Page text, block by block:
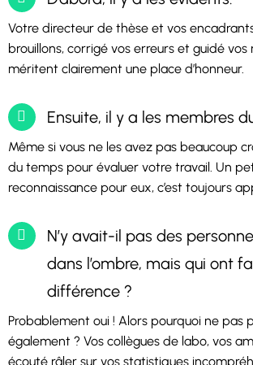
Votre directeur de thèse et vos
brouillons, corrigé vos erreurs et guidé vos
méritent clairement une place d’honneur.
Ensuite, il y a les membres
Même si vous ne les avez pas beaucoup
du temps pour évaluer votre travail. Un
reconnaissance pour eux, c’est toujours
N’y avait-il pas des
dans l’ombre, mais qui ont
différence ?
Probablement oui ! Alors pourquoi ne pas
également ? Vos collègues de labo, vos
écouté râler sur vos statistiques